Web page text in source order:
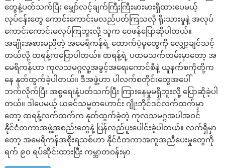
တွေနဲ့ပတ်သက်ပြီး မျှော်လင့်ချက်ကြီးကြီးမားမားရှိထားပေမယ့်
လုပ်ငန်းတွေ ကောင်းကောင်းမလည်ပတ်ကြသလို ရိုးသားမှုနဲ့ အလုပ်
ကောင်းကောင်းမလုပ်ကြဘူးလို့ သူက ဝေဖန်ပြောဆိုပါတယ်။
အချိုးအစားမညီတဲ့ အမေရိကန်ရဲ့ ထောက်ပံ့မှုတွေကို လျှော့ချင်သင့်
တယ်လို့ ထရန့်ကပြောပါတယ်။ ထရန့်ရဲ့ ပထမသက်တမ်းမှာတော့ အ
မေရိကန်ဟာ ကုလသမဂ္ဂလူ့အခွင့်အရေးကောင်စီနဲ့ ယူနက်စကိုတို့က
နေ နုတ်ထွက်ခဲ့ပါတယ်။ ဒီအဖွဲ့ဟာ ပါလက်စတိုင်းတွေအပေါ်
ဘက်လိုက်ပြီး အစ္စရေးနဲ့ပတ်သက်ပြီး ကြားနေမှုမရှိဘူးလို့ ပြောဆိုခဲ့ပါ
တယ်။ ဒါပေမယ့် ယခင်သမ္မတဟောင်း ဂျိုးဘိုင်ဒင်လက်ထက်မှာ
တော့ ထရန့်လက်ထက်က နုတ်ထွက်ခဲ့တဲ့ ကုလသမဂ္ဂအပါအဝင်
နိုင်ငံတကာအဖွဲ့အစည်းတွေနဲ့ ပြန်လည်ပူးပေါင်းခဲ့ပါတယ်။ လက်ရှိမှာ
တော့ အမေရိကန်အစိုးရသစ်ဟာ နိုင်ငံတကာအကူအညီပေးမှုတွေကို
ရက် ၉၀ ရပ်ဆိုင်းထားပြီး ကမ္ဘာတဝန်းမှာ…